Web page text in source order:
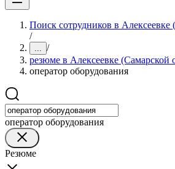
Поиск сотрудников в Алексеевке
/
... /
резюме в Алексеевке (Самарской
оператор оборудования
оператор оборудования
Резюме